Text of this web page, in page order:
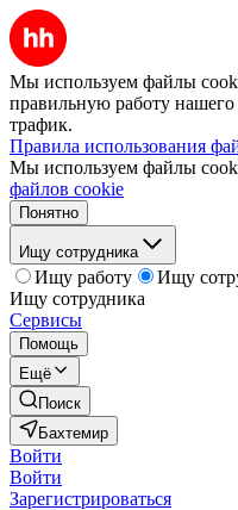
Мы используем файлы
правильную работу нашего
трафик.
Правила использования
Мы используем файлы
файлов cookie
Понятно
Ищу сотрудника
Ищу работу
Ищу
Ищу сотрудника
Сервисы
Помощь
Ещё
Поиск
Бахтемир
Войти
Войти
Зарегистрироваться